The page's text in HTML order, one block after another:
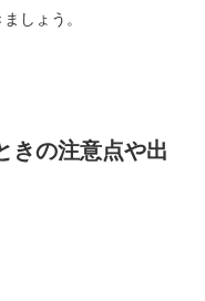
しょう。
きの注意点や出